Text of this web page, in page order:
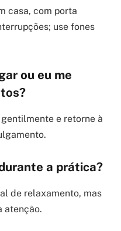
casa, com porta
use fones
ou eu me
e retorne à
a prática?
de relaxamento, mas
atenção.